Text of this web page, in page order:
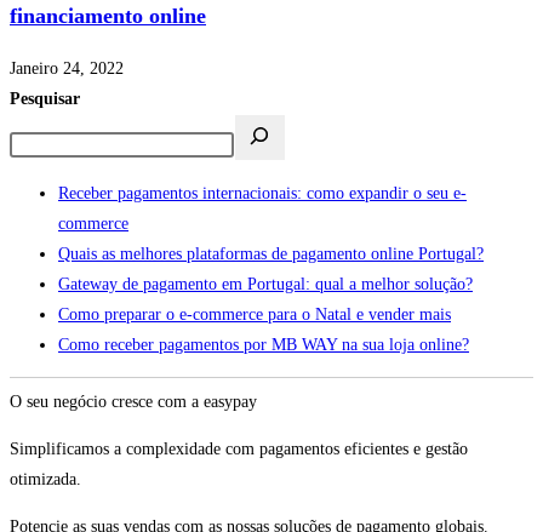
financiamento online
Janeiro 24, 2022
Pesquisar
Receber pagamentos internacionais: como expandir o seu e-
commerce
Quais as melhores plataformas de pagamento online Portugal?
Gateway de pagamento em Portugal: qual a melhor solução?
Como preparar o e-commerce para o Natal e vender mais
Como receber pagamentos por MB WAY na sua loja online?
O seu negócio cresce com a easypay
Simplificamos a complexidade com pagamentos eficientes e gestão
otimizada.
Potencie as suas vendas com as nossas soluções de pagamento globais.